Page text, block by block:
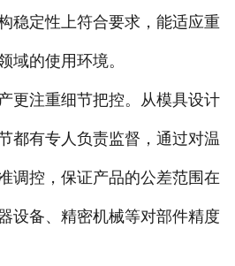
稳定性上符合要求，能适应重
域的使用环境。
注重细节把控。从模具设计
都有专人负责监督，通过对温
调控，保证产品的公差范围在
设备、精密机械等对部件精度